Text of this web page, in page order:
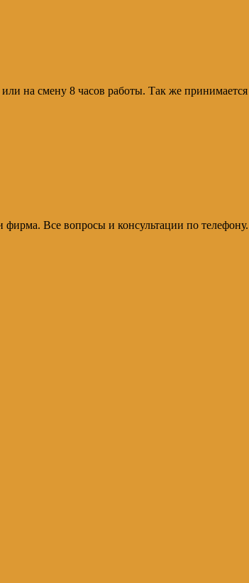
на смену 8 часов работы. Так же
Все вопросы и консультации по